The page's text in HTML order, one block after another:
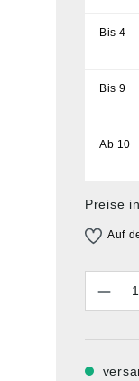
Bis4
Bis9
Ab 10
Preise
Auf